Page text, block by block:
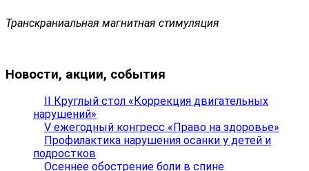
Транскраниальная магнитная стимуляция
Новости, акции, события
II Круглый стол «Коррекция двигательных
нарушений»
V ежегодный конгресс «Право на здоровье»
Профилактика нарушения осанки у детей и
подростков
Осеннее обострение боли в спине